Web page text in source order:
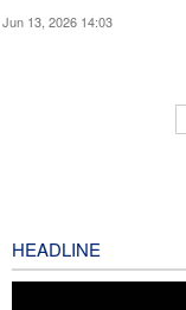
Jun 13, 2026 14:03
HEADLINE